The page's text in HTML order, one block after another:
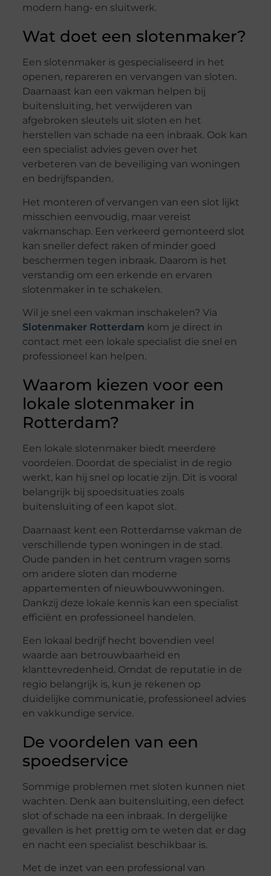
modern hang‑ en sluitwerk.
Wat doet een slotenmaker?
Een slotenmaker is gespecialiseerd in het
openen, repareren en vervangen van sloten.
Daarnaast kan een vakman helpen bij
buitensluiting, het verwijderen van
afgebroken sleutels uit sloten en het
herstellen van schade na een inbraak. Ook kan
een specialist advies geven over het
verbeteren van de beveiliging van woningen
en bedrijfspanden.
Het monteren of vervangen van een slot lijkt
misschien eenvoudig, maar vereist
vakmanschap. Een verkeerd gemonteerd slot
kan sneller defect raken of minder goed
beschermen tegen inbraak. Daarom is het
verstandig om een erkende en ervaren
slotenmaker in te schakelen.
Wil je snel een vakman inschakelen? Via
Slotenmaker Rotterdam kom je direct in
contact met een lokale specialist die snel en
professioneel kan helpen.
Waarom kiezen voor een
lokale slotenmaker in
Rotterdam?
Een lokale slotenmaker biedt meerdere
voordelen. Doordat de specialist in de regio
werkt, kan hij snel op locatie zijn. Dit is vooral
belangrijk bij spoedsituaties zoals
buitensluiting of een kapot slot.
Daarnaast kent een Rotterdamse vakman de
verschillende typen woningen in de stad.
Oude panden in het centrum vragen soms
om andere sloten dan moderne
appartementen of nieuwbouwwoningen.
Dankzij deze lokale kennis kan een specialist
efficiënt en professioneel handelen.
Een lokaal bedrijf hecht bovendien veel
waarde aan betrouwbaarheid en
klanttevredenheid. Omdat de reputatie in de
regio belangrijk is, kun je rekenen op
duidelijke communicatie, professioneel advies
en vakkundige service.
De voordelen van een
spoedservice
Sommige problemen met sloten kunnen niet
wachten. Denk aan buitensluiting, een defect
slot of schade na een inbraak. In dergelijke
gevallen is het prettig om te weten dat er dag
en nacht een specialist beschikbaar is.
Met de inzet van een professional van